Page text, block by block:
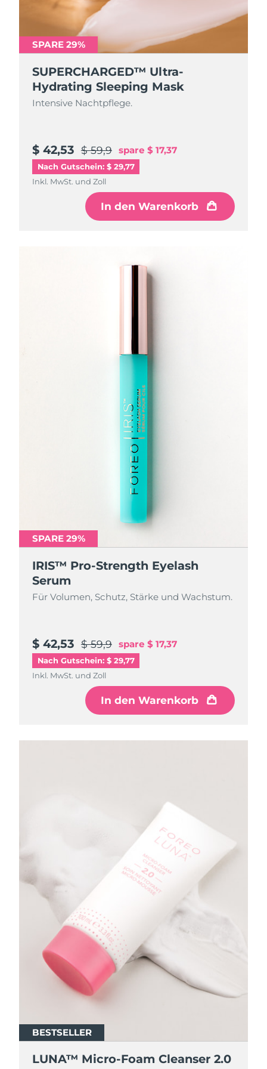
SPARE 29%
SUPERCHARGED™ Ultra-
Hydrating Sleeping Mask
Intensive Nachtpflege.
$ 42,53 $ 59,9 spare $ 17,37
Nach Gutschein: $ 29,77
Inkl. MwSt. und Zoll
In den Warenkorb
SPARE 29%
IRIS™ Pro-Strength Eyelash
Serum
Für Volumen, Schutz, Stärke und Wachstum.
$ 42,53 $ 59,9 spare $ 17,37
Nach Gutschein: $ 29,77
Inkl. MwSt. und Zoll
In den Warenkorb
BESTSELLER
LUNA™ Micro-Foam Cleanser 2.0
BESTSELLER
LUNA™ Micro-Foam Cleanser 2.0